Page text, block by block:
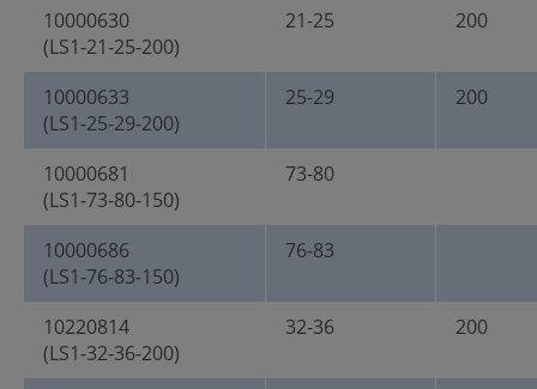
10000630
(LS1-21-25-200)
21-25 200
10000633
(LS1-25-29-200)
25-29 200
10000681
(LS1-73-80-150)
73-80
10000686
(LS1-76-83-150)
76-83
10220814
(LS1-32-36-200)
32-36 200